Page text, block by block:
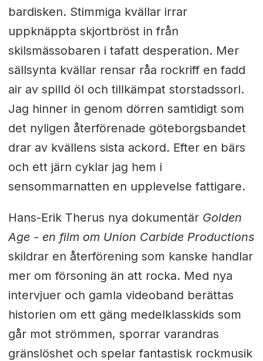
bardisken. Stimmiga kvällar irrar
uppknäppta skjortbröst in från
skilsmässobaren i tafatt desperation. Mer
sällsynta kvällar rensar råa rockriff en fadd
air av spilld öl och tillkämpat storstadssorl.
Jag hinner in genom dörren samtidigt som
det nyligen återförenade göteborgsbandet
drar av kvällens sista ackord. Efter en bärs
och ett järn cyklar jag hem i
sensommarnatten en upplevelse fattigare.
Hans-Erik Therus nya dokumentär Golden
Age - en film om Union Carbide Productions
skildrar en återförening som kanske handlar
mer om försoning än att rocka. Med nya
intervjuer och gamla videoband berättas
historien om ett gäng medelklasskids som
går mot strömmen, sporrar varandras
gränslöshet och spelar fantastisk rockmusik